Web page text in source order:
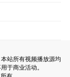
站所有视频播放源均
于商业活动。